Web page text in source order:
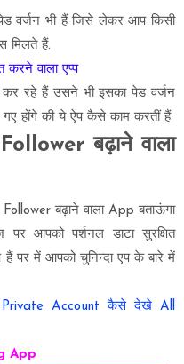
वर्जन भी हैं जिसे लेकर आप किसी
मिलते हैं.
करने वाला एप्प
कर रहे हैं उसने भी इसका पेड वर्जन
होंगे की ये ऐप कैसे काम करतीं हैं
बढ़ाने वाला
बढ़ाने वाला App बताऊंगा
आपको पर्शनल डाटा सुरक्षित
पर में आपको चुनिन्दा एप के बारे में
Private Account कैसे देखे All
App